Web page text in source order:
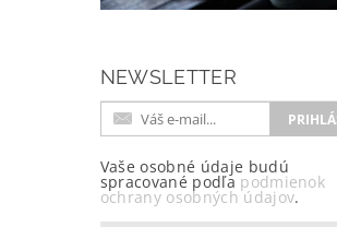
NEWSLETTER
Vaše osobné údaje budú
spracované podľa podmienok
ochrany osobných údajov.